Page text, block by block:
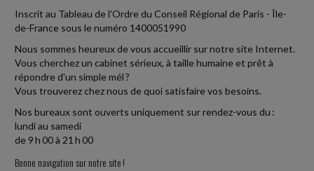
Inscrit au Tableau de l'Ordre du Conseil Régional de Paris - Île-
de-France sous le numéro 1400051990
Nous sommes heureux de vous accueillir sur notre site Internet.
Vous cherchez un cabinet sérieux, à taille humaine et prêt à
répondre d'un simple mél ?
Vous trouverez chez nous de quoi satisfaire vos besoins.
Nos bureaux sont ouverts uniquement sur rendez-vous du :
lundi au samedi
de 9 h 00 à 21 h 00
Bonne navigation sur notre site !